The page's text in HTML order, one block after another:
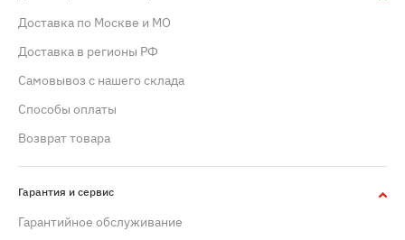
Доставка по Москве и МО
Доставка в регионы РФ
Самовывоз с нашего склада
Способы оплаты
Возврат товара
Гарантия и сервис
Гарантийное обслуживание